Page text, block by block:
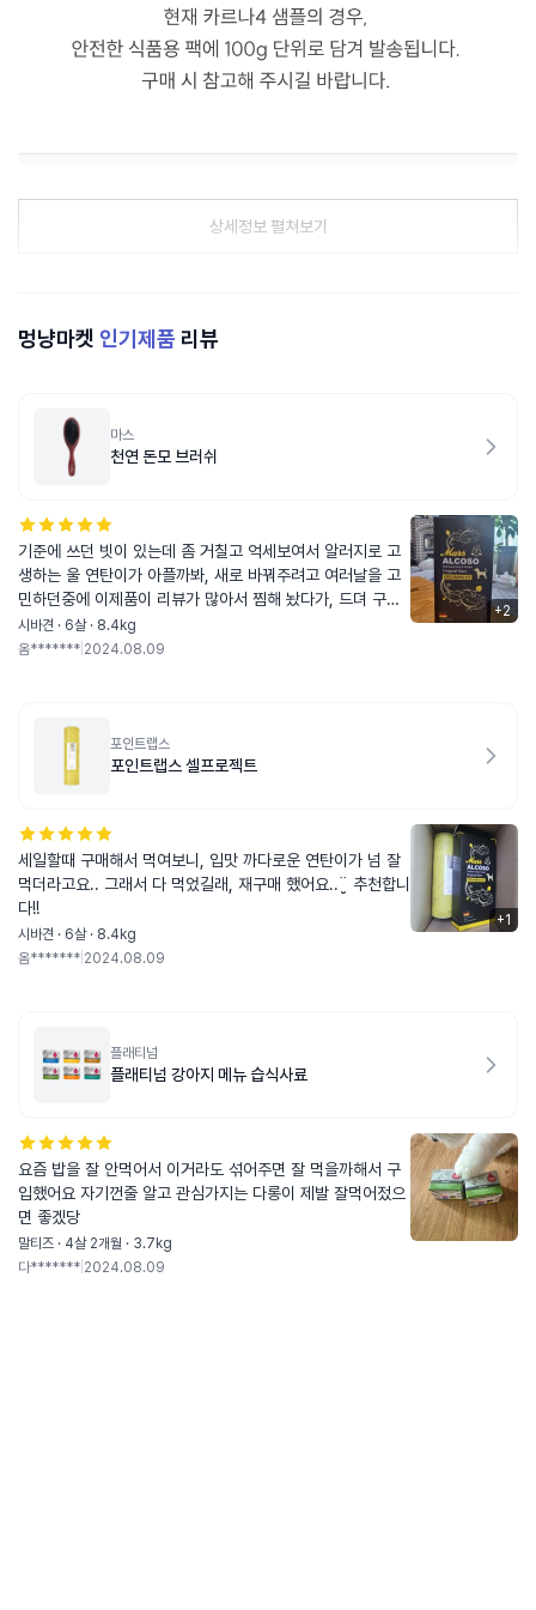
상세정보 펼쳐보기
멍냥마켓 인기제품 리뷰
마스
천연 돈모 브러쉬
기준에 쓰던 빗이 있는데 좀 거칠고 억세보여서 알러지로 고
생하는 울 연탄이가 아플까봐, 새로 바꿔주려고 여러날을 고
민하던중에 이제품이 리뷰가 많아서 찜해 놨다가, 드뎌 구매
했어요.. 잘 쓰겠습니다.ღ
시바견 · 6살 · 8.4kg
옴******* 2024.08.09
+2
포인트랩스
포인트랩스 셀프로젝트
세일할때 구매해서 먹여보니, 입맛 까다로운 연탄이가 넘 잘
먹더라고요.. 그래서 다 먹었길래, 재구매 했어요..¨̮ 추천합니
다!!
시바견 · 6살 · 8.4kg
옴******* 2024.08.09
+1
플래티넘
플래티넘 강아지 메뉴 습식사료
요즘 밥을 잘 안먹어서 이거라도 섞어주면 잘 먹을까해서 구
입했어요 자기껀줄 알고 관심가지는 다롱이 제발 잘먹어젔으
면 좋겠당
말티즈 · 4살 2개월 · 3.7kg
다******* 2024.08.09